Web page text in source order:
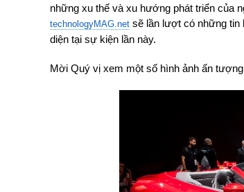
những xu thế và xu hướng phát triển của
technologyMAG.net sẽ lần lượt có những tin
diện tại sự kiện lần này.
Mời Quý vị xem một số hình ảnh ấn